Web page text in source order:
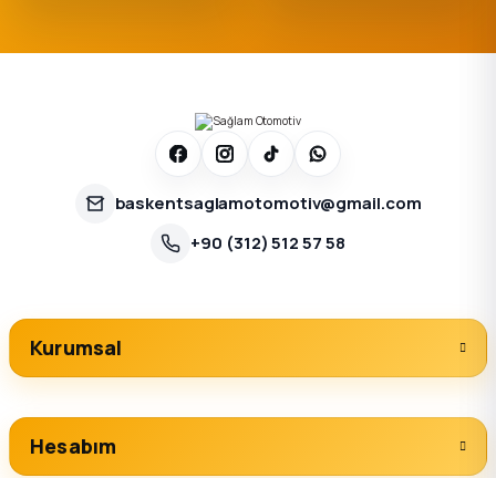
baskentsaglamotomotiv@gmail.com
+90 (312) 512 57 58
Kurumsal
Hesabım